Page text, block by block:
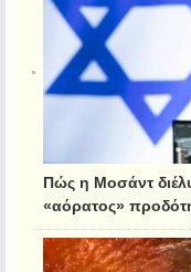
Πώς η Μοσάντ
«αόρατος»